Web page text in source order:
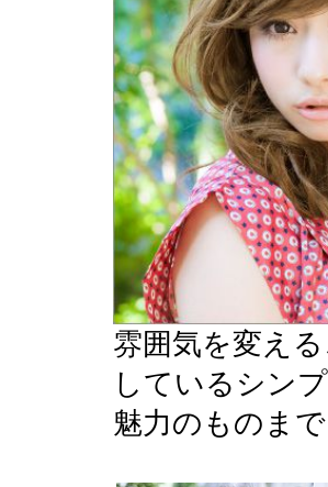
雰囲気を変え
しているシン
魅力のものま